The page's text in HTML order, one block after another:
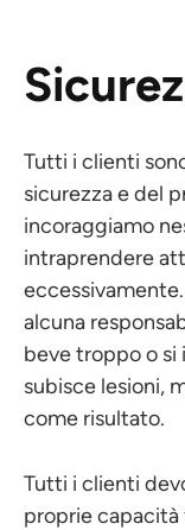
Tutti i clienti
sicurezza e del
incoraggiamo
intraprendere
alcuna
beve troppo o
subisce lesioni,
come risultato.
Tutti i clienti
proprie